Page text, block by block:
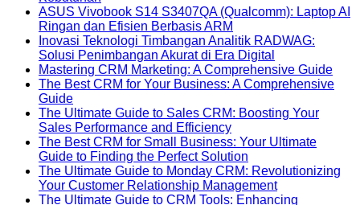
&
&
Harian
Bogor
Barat
Toko
&
Lifestyle
Modern
Kota
Depok
Square:
Panduan
Toko
&
Lifestyle
Strategis
Bogor
Miligram
vs
Micro
Weights:
Apa
Bedanya?
Peluang
Laboratorium
di
Cinere
dengan
Timbangan
Modern
Comments
on
Panduan
Membeli
Timbangan
Laboratorium
Kebutuhan
ASUS Vivobook S14 S3407QA (Qualcomm): Laptop AI
Ringan dan Efisien Berbasis ARM
Comments
on
ASUS
Vivobook
S3407QA
Laptop
AI
Ringan
dan
Efisien
Inovasi Teknologi Timbangan Analitik RADWAG:
Solusi Penimbangan Akurat di Era Digital
Comments
on
Teknologi
Analitik
Solusi
Penimbangan
Akurat
Mastering CRM Marketing: A Comprehensive GuideNo
The Best CRM for Your Business: A Comprehensive
GuideNo
Comments
on
The
Best
CRM
for
Your
The Ultimate Guide to Sales CRM: Boosting Your
Sales Performance and EfficiencyNo
Comments
on
The
Ultimate
Guide
The Best CRM for Small Business: Your Ultimate
Guide to Finding the Perfect Solution
Comments
on
The
The Ultimate Guide to Monday CRM: Revolutionizing
Your Customer Relationship ManagementNo
Comments
The Ultimate Guide to CRM Tools: Enhancing